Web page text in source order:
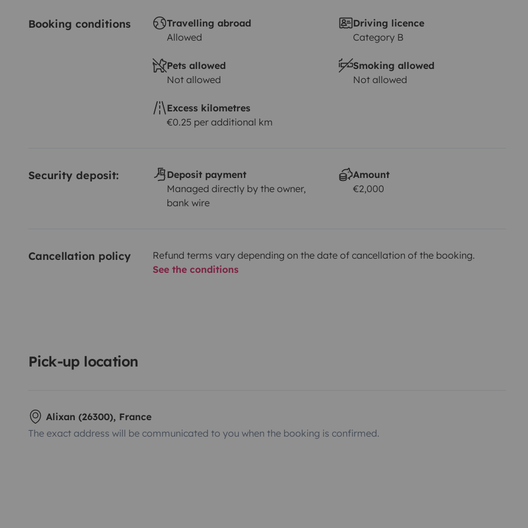
Booking conditions
Travelling abroad
Allowed
Driving licence
Category B
Pets allowed
Not allowed
Smoking allowed
Not allowed
Excess kilometres
€0.25 per additional km
Security deposit:
Deposit payment
Managed directly by the owner,
bank wire
Amount
€2,000
Cancellation policy
Refund terms vary depending on the date of cancellation of the booking.
See the conditions
Pick-up location
Alixan (26300), France
The exact address will be communicated to you when the booking is confirmed.